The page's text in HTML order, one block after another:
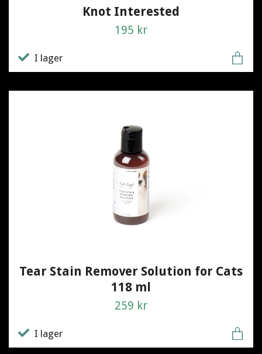
Knot Interested
195 kr
I lager
Tear Stain Remover Solution for Cats
118 ml
259 kr
I lager